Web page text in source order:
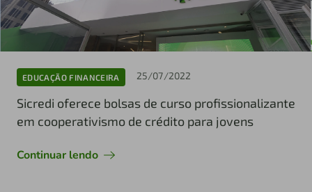
EDUCAÇÃO FINANCEIRA 25/07/2022
Sicredi oferece bolsas de curso profissionalizante
em cooperativismo de crédito para jovens
Continuar lendo